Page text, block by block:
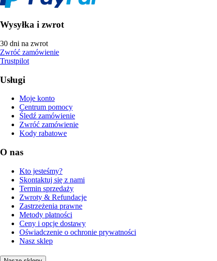
Wysyłka i zwrot
30 dni na zwrot
Zwróć zamówienie
Trustpilot
Usługi
Moje konto
Centrum pomocy
Śledź zamówienie
Zwróć zamówienie
Kody rabatowe
O nas
Kto jesteśmy?
Skontaktuj się z nami
Termin sprzedaży
Zwroty & Refundacje
Zastrzeżenia prawne
Metody płatności
Ceny i opcje dostawy
Oświadczenie o ochronie prywatności
Nasz sklep